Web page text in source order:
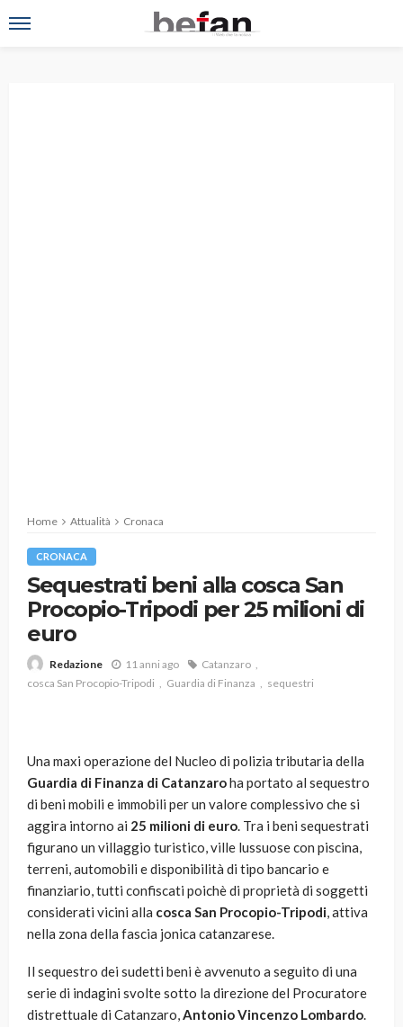
Home Attualità Cronaca
CRONACA
Sequestrati beni alla cosca San
Procopio-Tripodi per 25 milioni di
euro
Redazione 11 anni ago
Catanzaro
cosca San Procopio-Tripodi
Guardia di Finanza sequestri
Una maxi operazione del Nucleo di polizia tributaria della
Guardia di Finanza di Catanzaroha portato al sequestro
di beni mobili e immobili per un valore complessivo che si
aggira intorno ai 25 milioni di euro. Tra i beni sequestrati
figurano un villaggio turistico, ville lussuose con piscina,
terreni, automobili e disponibilità di tipo bancario e
finanziario, tutti confiscati poichè di proprietà di soggetti
considerati vicini alla cosca San Procopio-Tripodi, attiva
nella zona della fascia jonica catanzarese.
Il sequestro dei sudetti beni è avvenuto a seguito di una
serie di indagini svolte sotto la direzione del Procuratore
distrettuale di Catanzaro,Antonio Vincenzo Lombardo.